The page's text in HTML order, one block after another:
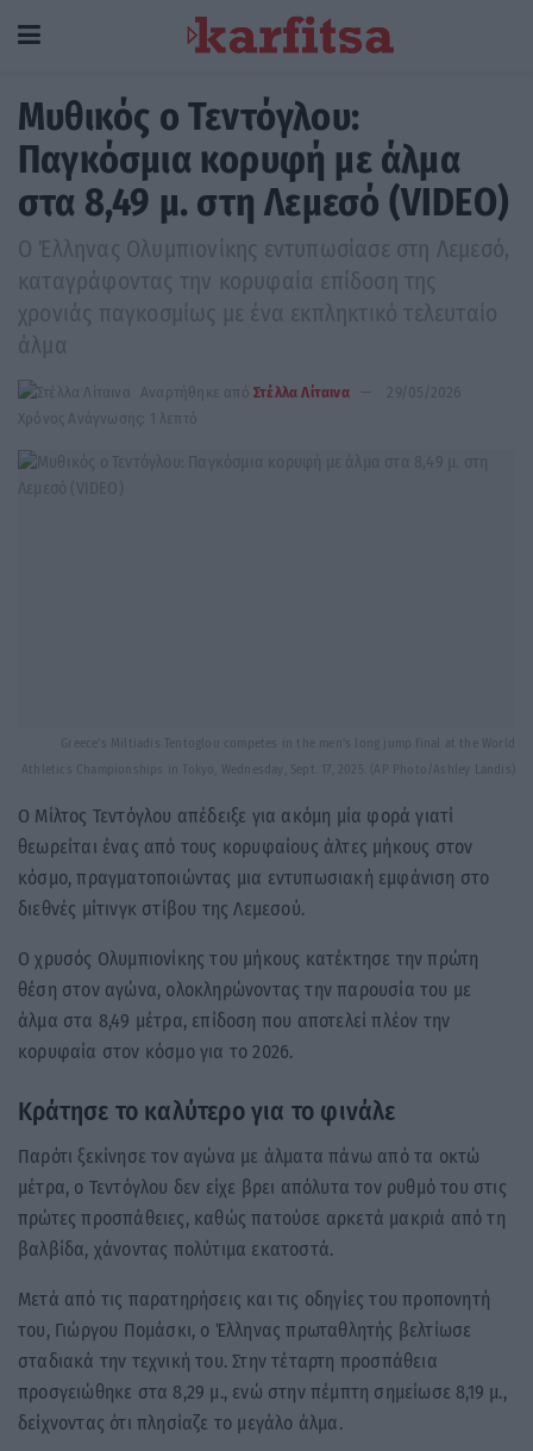
Μυθικός o Τεντόγλου:
Παγκόσμια κορυφή με άλμα
στα 8,49 μ. στη Λεμεσό (VIDEO)
Ο Έλληνας Ολυμπιονίκης εντυπωσίασε στη Λεμεσό,
καταγράφοντας την κορυφαία επίδοση της
χρονιάς παγκοσμίως με ένα εκπληκτικό τελευταίο
άλμα
Αναρτήθηκε από Στέλλα Λίταινα
29/05/2026
Χρόνος Ανάγνωσης: 1 λεπτό
Greece's Miltiadis Tentoglou competes in the men's long jump final at the World
Athletics Championships in Tokyo, Wednesday, Sept. 17, 2025. (AP Photo/Ashley Landis)
Ο Μίλτος Τεντόγλου απέδειξε για ακόμη μία φορά γιατί
θεωρείται ένας από τους κορυφαίους άλτες μήκους στον
κόσμο, πραγματοποιώντας μια εντυπωσιακή εμφάνιση στο
διεθνές μίτινγκ στίβου της Λεμεσού.
Ο χρυσός Ολυμπιονίκης του μήκους κατέκτησε την πρώτη
θέση στον αγώνα, ολοκληρώνοντας την παρουσία του με
άλμα στα 8,49 μέτρα, επίδοση που αποτελεί πλέον την
κορυφαία στον κόσμο για το 2026.
Κράτησε το καλύτερο για το φινάλε
Παρότι ξεκίνησε τον αγώνα με άλματα πάνω από τα οκτώ
μέτρα, ο Τεντόγλου δεν είχε βρει απόλυτα τον ρυθμό του στις
πρώτες προσπάθειες, καθώς πατούσε αρκετά μακριά από τη
βαλβίδα, χάνοντας πολύτιμα εκατοστά.
Μετά από τις παρατηρήσεις και τις οδηγίες του προπονητή
του, Γιώργου Πομάσκι, ο Έλληνας πρωταθλητής βελτίωσε
σταδιακά την τεχνική του. Στην τέταρτη προσπάθεια
προσγειώθηκε στα 8,29 μ., ενώ στην πέμπτη σημείωσε 8,19 μ.,
δείχνοντας ότι πλησίαζε το μεγάλο άλμα.